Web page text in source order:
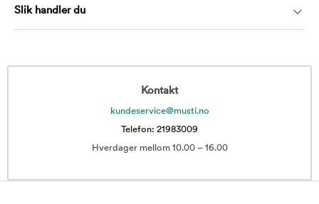
Slik handler du
Kontakt
kundeservice@musti.no
Telefon: 21983009
Hverdager mellom 10.00 – 16.00